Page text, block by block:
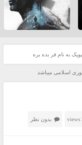
به نام فر بده بره
اسلامی میباشد
بدون نظر